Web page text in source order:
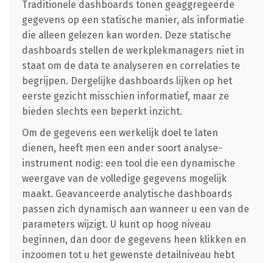
Traditionele dashboards tonen geaggregeerde
gegevens op een statische manier, als informatie
die alleen gelezen kan worden. Deze statische
dashboards stellen de werkplekmanagers niet in
staat om de data te analyseren en correlaties te
begrijpen. Dergelijke dashboards lijken op het
eerste gezicht misschien informatief, maar ze
bieden slechts een beperkt inzicht.
Om de gegevens een werkelijk doel te laten
dienen, heeft men een ander soort analyse-
instrument nodig: een tool die een dynamische
weergave van de volledige gegevens mogelijk
maakt. Geavanceerde analytische dashboards
passen zich dynamisch aan wanneer u een van de
parameters wijzigt. U kunt op hoog niveau
beginnen, dan door de gegevens heen klikken en
inzoomen tot u het gewenste detailniveau hebt